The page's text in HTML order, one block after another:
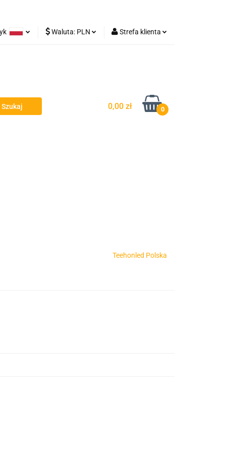
Waluta: PLN Strefa klienta
0,00 zł 0
Teehonled Polska